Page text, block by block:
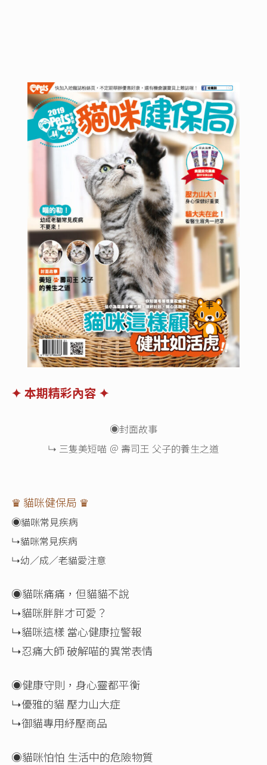
✦ 本期精彩內容 ✦
◉封面故事
↳ 三隻美短喵 ＠ 壽司王 父子的養生之道
♛ 貓咪健保局 ♛
◉貓咪常見疾病
↳貓咪常見疾病
↳幼／成／老貓愛注意
◉貓咪痛痛，但貓貓不說
↳貓咪胖胖才可愛？
↳貓咪這樣 當心健康拉警報
↳忍痛大師 破解喵的異常表情
◉健康守則，身心靈都平衡
↳優雅的貓 壓力山大症
↳御貓專用紓壓商品
◉貓咪怕怕 生活中的危險物質